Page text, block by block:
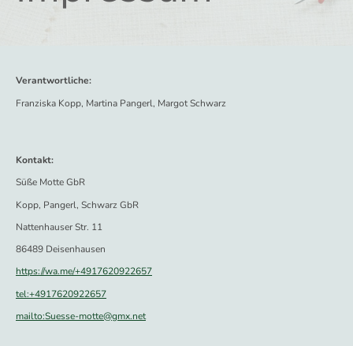
Verantwortliche:
Franziska Kopp, Martina Pangerl, Margot Schwarz
Kontakt:
Süße Motte GbR
Kopp, Pangerl, Schwarz GbR
Nattenhauser Str. 11
86489 Deisenhausen
https://wa.me/+4917620922657
tel:+4917620922657
mailto:Suesse-motte@gmx.net